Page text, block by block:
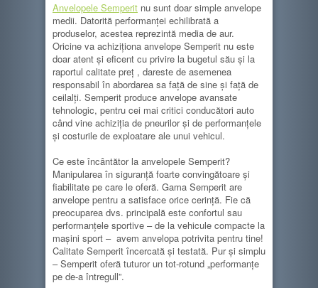
Anvelopele Semperit nu sunt doar simple anvelope
medii. Datorită performanței echilibrată a
produselor, acestea reprezintă media de aur.
Oricine va achiziţiona anvelope Semperit nu este
doar atent și eficent cu privire la bugetul său şi la
raportul calitate preţ , dareste de asemenea
responsabil în abordarea sa față de sine și față de
ceilalți. Semperit produce anvelope avansate
tehnologic, pentru cei mai critici conducători auto
când vine achiziţia de pneurilor și de performanţele
şi costurile de exploatare ale unui vehicul.
Ce este încântător la anvelopele Semperit?
Manipularea în siguranţă foarte convingătoare şi
fiabilitate pe care le oferă. Gama Semperit are
anvelope pentru a satisface orice cerinţă. Fie că
preocuparea dvs. principală este confortul sau
performanţele sportive – de la vehicule compacte la
maşini sport – avem anvelopa potrivita pentru tine!
Calitate Semperit încercată și testată. Pur și simplu
– Semperit oferă tuturor un tot-rotund „performanţe
pe de-a întregull”.